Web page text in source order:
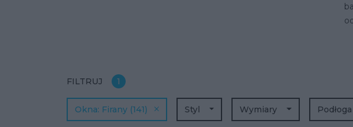
FILTRUJ 1
Styl Wymiary Podłoga
Firany (141)
Okna